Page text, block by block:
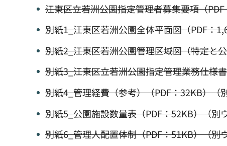
江東区立若洲公園指定管理者募集要項（
別紙1_江東区若洲公園全体平面図（PDF：
別紙2_江東区若洲公園管理区域図（特定と
別紙3_江東区立若洲公園指定管理業務仕様
別紙4_管理経費（参考）（PDF：32KB）（
別紙5_公園施設数量表（PDF：52KB）（別
別紙6_管理人配置体制（PDF：51KB）（別